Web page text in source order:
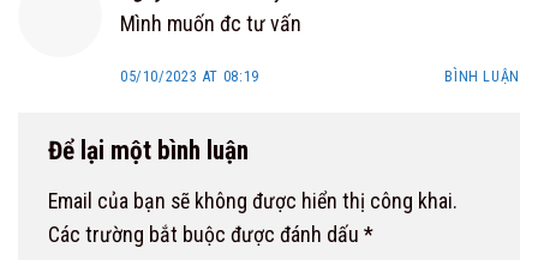
Mình muốn đc tư vấn
05/10/2023 AT 08:19 BÌNH LUẬN
Để lại một bình luận
Email của bạn sẽ không được hiển thị công khai.
Các trường bắt buộc được đánh dấu *